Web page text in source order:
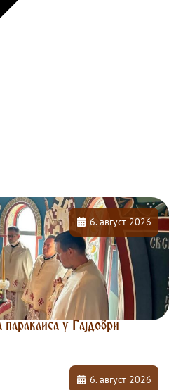
у Гајдобри
6. август 2026
6. август 2026